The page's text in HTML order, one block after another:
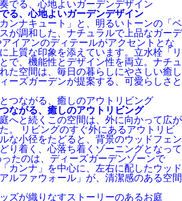
る、心地よいガーデンデザイン
ンナキュート」と、明るいトーンの「ベ
が調和した、ナチュラルで上品なガーデ
イアンのディテールがアクセントとな
上質な印象を添えています。立水栓「リ
で、機能性とデザイン性を両立。ナチュ
た空間は、毎日の暮らしにやさしい癒し
ーズガーデンが提案する、可愛らしさと
ながる、癒しのアウトリビング
へと続くこの空間は、外に向かって広が
。 リビングのすぐ外にあるアウトリビ
な小径をたどると、背景のウッドフェン
り着く、心落ち着くゾーニングとなって
たのは、ディーズガーデンゾーンで
カンナ」を中心に、左右に配したウッド
ルファウォール」が、清潔感のある空間